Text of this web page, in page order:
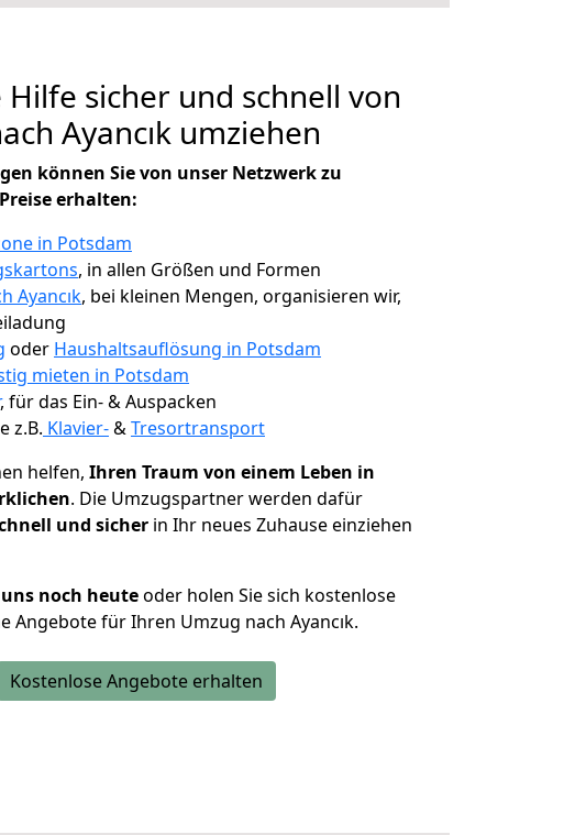
sicher und schnell von
Ayancık umziehen
können Sie von unser Netzwerk zu
erhalten:
in Potsdam
, in allen Größen und Formen
Ayancık, bei kleinen Mengen, organisieren wir,
oder Haushaltsauflösung in Potsdam
mieten in Potsdam
, für das Ein- & Auspacken
z.B. Klavier-&Tresortransport
helfen, Ihren Traum von einem Leben in
. Die Umzugspartner werden dafür
und sicher in Ihr neues Zuhause einziehen
noch heuteoder holen Sie sich kostenlose
Angebote für Ihren Umzug nach Ayancık.
Kostenlose Angebote erhalten